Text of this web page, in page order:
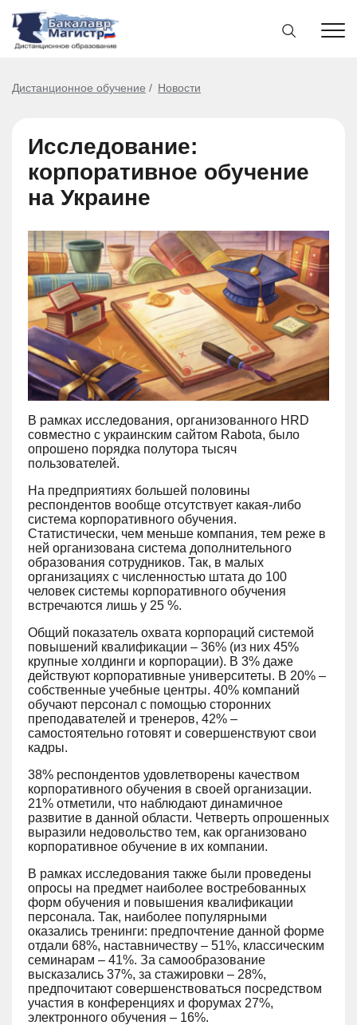
Дистанционное обучение Новости
Исследование:
корпоративное обучение
на Украине
В рамках исследования, организованного HRD
совместно с украинским сайтом Rabota, было
опрошено порядка полутора тысяч
пользователей.
На предприятиях большей половины
респондентов вообще отсутствует какая-либо
система корпоративного обучения.
Статистически, чем меньше компания, тем реже в
ней организована система дополнительного
образования сотрудников. Так, в малых
организациях с численностью штата до 100
человек системы корпоративного обучения
встречаются лишь у 25 %.
Общий показатель охвата корпораций системой
повышений квалификации – 36% (из них 45%
крупные холдинги и корпорации). В 3% даже
действуют корпоративные университеты. В 20% –
собственные учебные центры. 40% компаний
обучают персонал с помощью сторонних
преподавателей и тренеров, 42% –
самостоятельно готовят и совершенствуют свои
кадры.
38% респондентов удовлетворены качеством
корпоративного обучения в своей организации.
21% отметили, что наблюдают динамичное
развитие в данной области. Четверть опрошенных
выразили недовольство тем, как организовано
корпоративное обучение в их компании.
В рамках исследования также были проведены
опросы на предмет наиболее востребованных
форм обучения и повышения квалификации
персонала. Так, наиболее популярными
оказались тренинги: предпочтение данной форме
отдали 68%, наставничеству – 51%, классическим
семинарам – 41%. За самообразование
высказались 37%, за стажировки – 28%,
предпочитают совершенствоваться посредством
участия в конференциях и форумах 27%,
электронного обучения – 16%.